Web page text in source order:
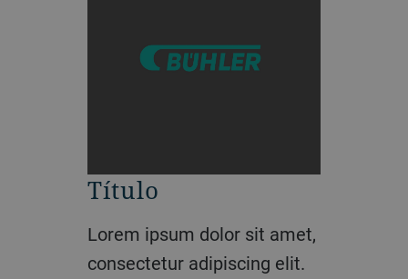
Título
Lorem ipsum dolor sit amet,
consectetur adipiscing elit.
Título
Lorem ipsum dolor sit amet,
consectetur adipiscing elit.
Título
Lorem ipsum dolor sit amet,
consectetur adipiscing elit.